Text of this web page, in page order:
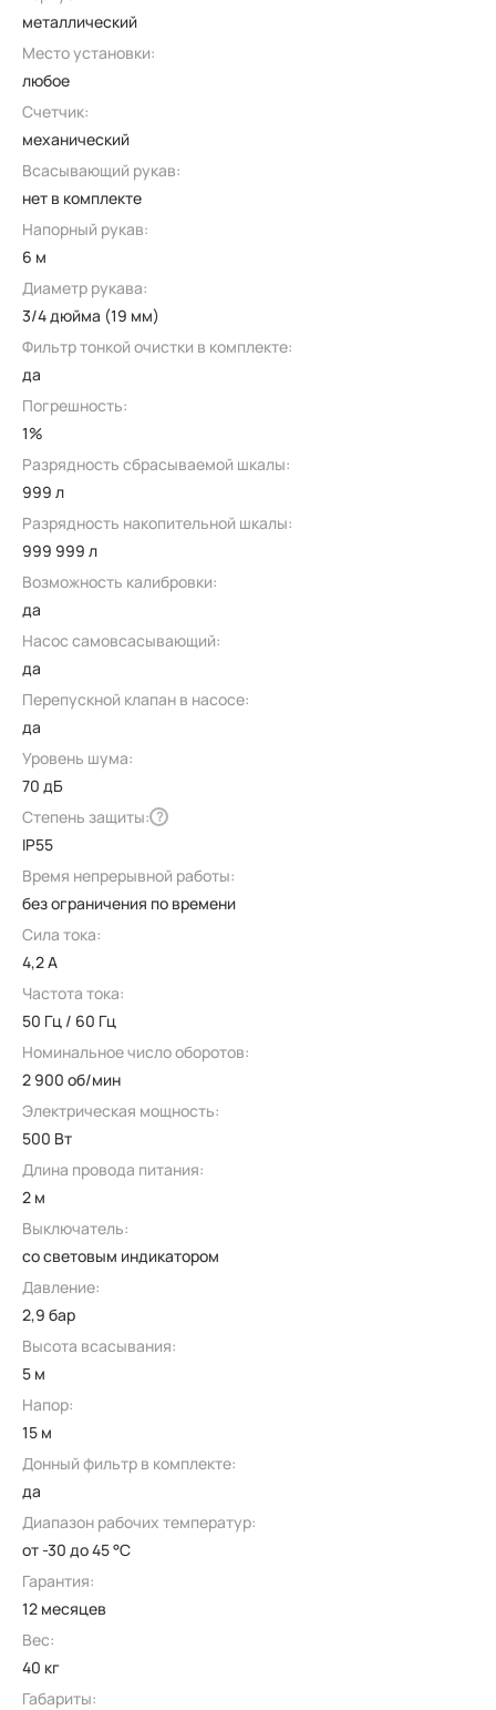
металлический
Место установки:
любое
Счетчик:
механический
Всасывающий рукав:
нет в комплекте
Напорный рукав:
6 м
Диаметр рукава:
3/4 дюйма (19 мм)
Фильтр тонкой очистки в комплекте:
да
Погрешность:
1%
Разрядность сбрасываемой шкалы:
999 л
Разрядность накопительной шкалы:
999 999 л
Возможность калибровки:
да
Насос самовсасывающий:
да
Перепускной клапан в насосе:
да
Уровень шума:
70 дБ
Степень защиты: ?
IP55
Время непрерывной работы:
без ограничения по времени
Сила тока:
4,2 А
Частота тока:
50 Гц / 60 Гц
Номинальное число оборотов:
2 900 об/мин
Электрическая мощность:
500 Вт
Длина провода питания:
2 м
Выключатель:
со световым индикатором
Давление:
2,9 бар
Высота всасывания:
5 м
Напор:
15 м
Донный фильтр в комплекте:
да
Диапазон рабочих температур:
от -30 до 45 °C
Гарантия:
12 месяцев
Вес:
40 кг
Габариты: